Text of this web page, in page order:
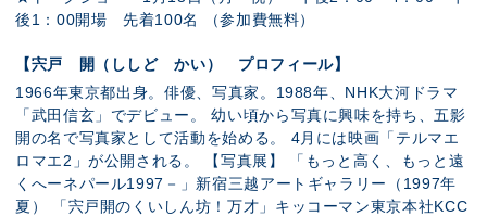
後1：00開場 先着100名 （参加費無料）
【宍戸 開（ししど かい） プロフィール】
1966年東京都出身。俳優、写真家。1988年、NHK大河ドラマ
「武田信玄」でデビュー。 幼い頃から写真に興味を持ち、五影
開の名で写真家として活動を始める。 4月には映画「テルマエ
ロマエ2」が公開される。 【写真展】 「もっと高く、もっと遠
くへーネパール1997－」新宿三越アートギャラリー（1997年
夏） 「宍戸開のくいしん坊！万才」キッコーマン東京本社KCC